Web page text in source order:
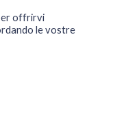
offrirvi
le vostre